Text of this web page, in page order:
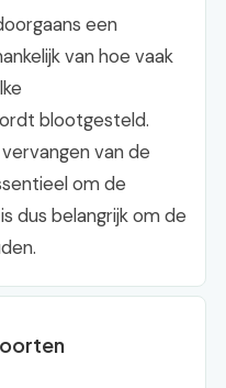
een
van hoe vaak
blootgesteld.
van de
om de
dus belangrijk om de